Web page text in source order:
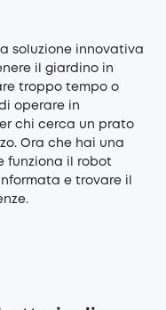
soluzione innovativa
il giardino in
troppo tempo o
operare in
chi cerca un prato
Ora che hai una
funziona il robot
e trovare il